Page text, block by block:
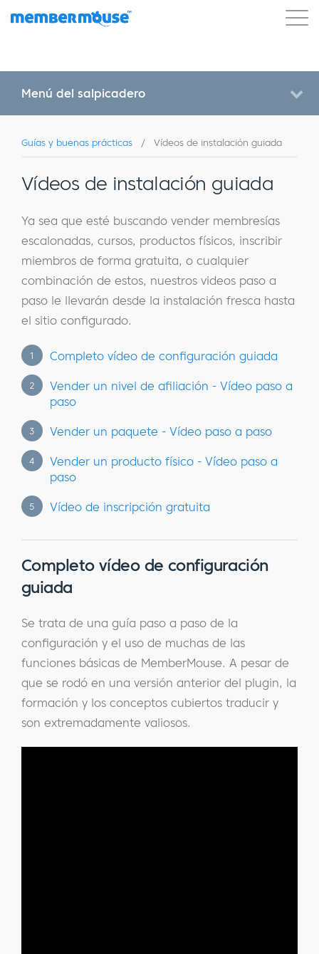
Comenzar
Menú del salpicadero
Guías y buenas prácticas / Vídeos de instalación guiada
Vídeos de instalación guiada
Ya sea que esté buscando vender membresías
escalonadas, cursos, productos físicos, inscribir
miembros de forma gratuita, o cualquier
combinación de estos, nuestros videos paso a
paso le llevarán desde la instalación fresca hasta
el sitio configurado.
1 Completo vídeo de configuración guiada
2
Vender un nivel de afiliación - Vídeo paso a
paso
3 Vender un paquete - Vídeo paso a paso
4
Vender un producto físico - Vídeo paso a
paso
5 Vídeo de inscripción gratuita
Completo vídeo de configuración
guiada
Se trata de una guía paso a paso de la
configuración y el uso de muchas de las
funciones básicas de MemberMouse. A pesar de
que se rodó en una versión anterior del plugin, la
formación y los conceptos cubiertos traducir y
son extremadamente valiosos.